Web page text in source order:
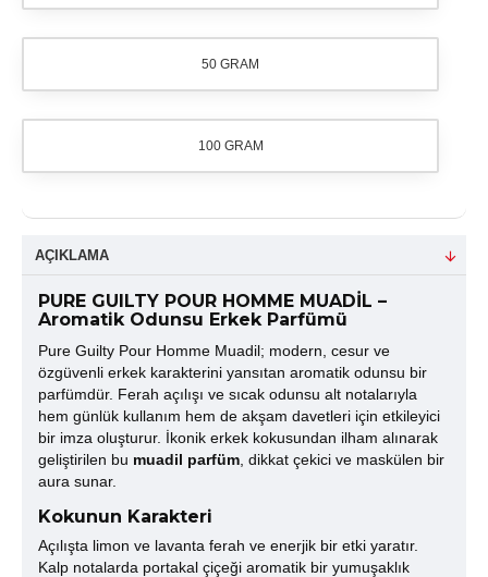
50 GRAM
100 GRAM
AÇIKLAMA
PURE GUILTY POUR HOMME MUADİL –
Aromatik Odunsu Erkek Parfümü
Pure Guilty Pour Homme Muadil; modern, cesur ve
özgüvenli erkek karakterini yansıtan aromatik odunsu bir
parfümdür. Ferah açılışı ve sıcak odunsu alt notalarıyla
hem günlük kullanım hem de akşam davetleri için etkileyici
bir imza oluşturur. İkonik erkek kokusundan ilham alınarak
geliştirilen bu muadil parfüm , dikkat çekici ve maskülen bir
aura sunar.
Kokunun Karakteri
Açılışta limon ve lavanta ferah ve enerjik bir etki yaratır.
Kalp notalarda portakal çiçeği aromatik bir yumuşaklık